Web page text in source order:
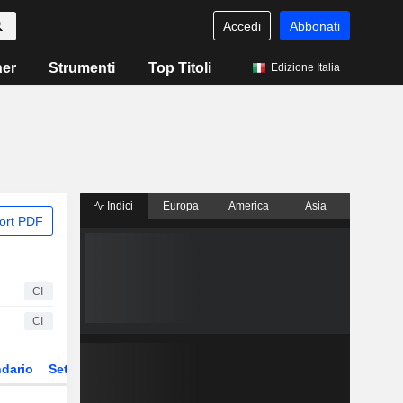
Accedi Abbonati
Strumenti Top Titoli Edizione Italia
PDF
CI
CI
Settore
Indici Europa America Asia